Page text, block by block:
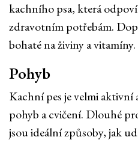
kachního psa, která
zdravotním potřebám.
bohaté na živiny a vitamíny.
Pohyb
Kachní pes je velmi
pohyb a cvičení. Dlouhé
jsou ideální způsoby, jak